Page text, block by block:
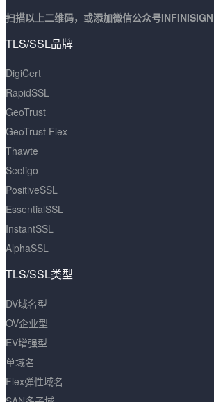
扫描以上二维码，或添加微信公众号INFINISIGN
TLS/SSL品牌
DigiCert
RapidSSL
GeoTrust
GeoTrust Flex
Thawte
Sectigo
PositiveSSL
EssentialSSL
InstantSSL
AlphaSSL
TLS/SSL类型
DV域名型
OV企业型
EV增强型
单域名
Flex弹性域名